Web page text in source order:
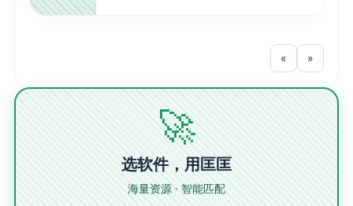
« »
🚀
选软件，用匡匡
海量资源 · 智能匹配